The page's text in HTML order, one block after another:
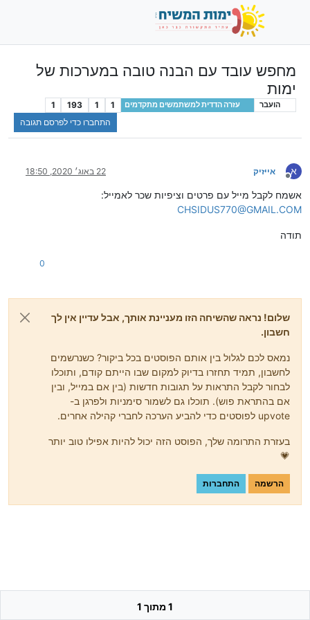
מחפש עובד עם הבנה טובה במערכות של
ימות
הועבר עזרה הדדית למשתמשים מתקדמים 1
1
193
1
התחברו כדי לפרסם תגובה
א
מנותק
אייזיק 22 באוג׳ 2020, 18:50
אשמח לקבל מייל עם פרטים וציפיות שכר לאמייל:
CHSIDUS770@GMAIL.COM
תודה
0
שלום! נראה שהשיחה הזו מעניינת אותך, אבל עדיין אין לך
חשבון.
נמאס לכם לגלול בין אותם הפוסטים בכל ביקור? כשנרשמים
לחשבון, תמיד תחזרו בדיוק למקום שבו הייתם קודם, ותוכלו
לבחור לקבל התראות על תגובות חדשות (בין אם במייל, ובין
אם בהתראת פוש). תוכלו גם לשמור סימניות ולפרגן ב-
upvote לפוסטים כדי להביע הערכה לחברי קהילה אחרים.
בעזרת התרומה שלך, הפוסט הזה יכול להיות אפילו טוב יותר
💗
הרשמה התחברות
1 מתוך 1